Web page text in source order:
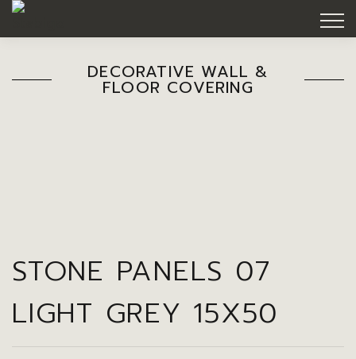
DECORATIVE WALL &
FLOOR COVERING
STONE PANELS 07
LIGHT GREY 15X50